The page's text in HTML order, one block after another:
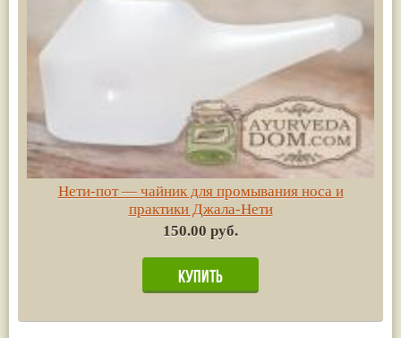
Нети-пот — чайник для промывания носа и
практики Джала-Нети
150.00 руб.